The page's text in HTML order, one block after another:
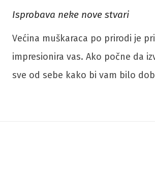
Isprobava neke nove stvari
Većina muškaraca po prirodi je
impresionira vas. Ako počne da
sve od sebe kako bi vam bilo